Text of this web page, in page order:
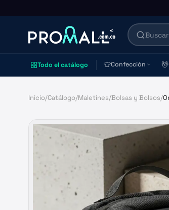
Todo el catálogo 👕Confección 💆
Inicio/Catálogo/Maletines/Bolsas y Bolsos/